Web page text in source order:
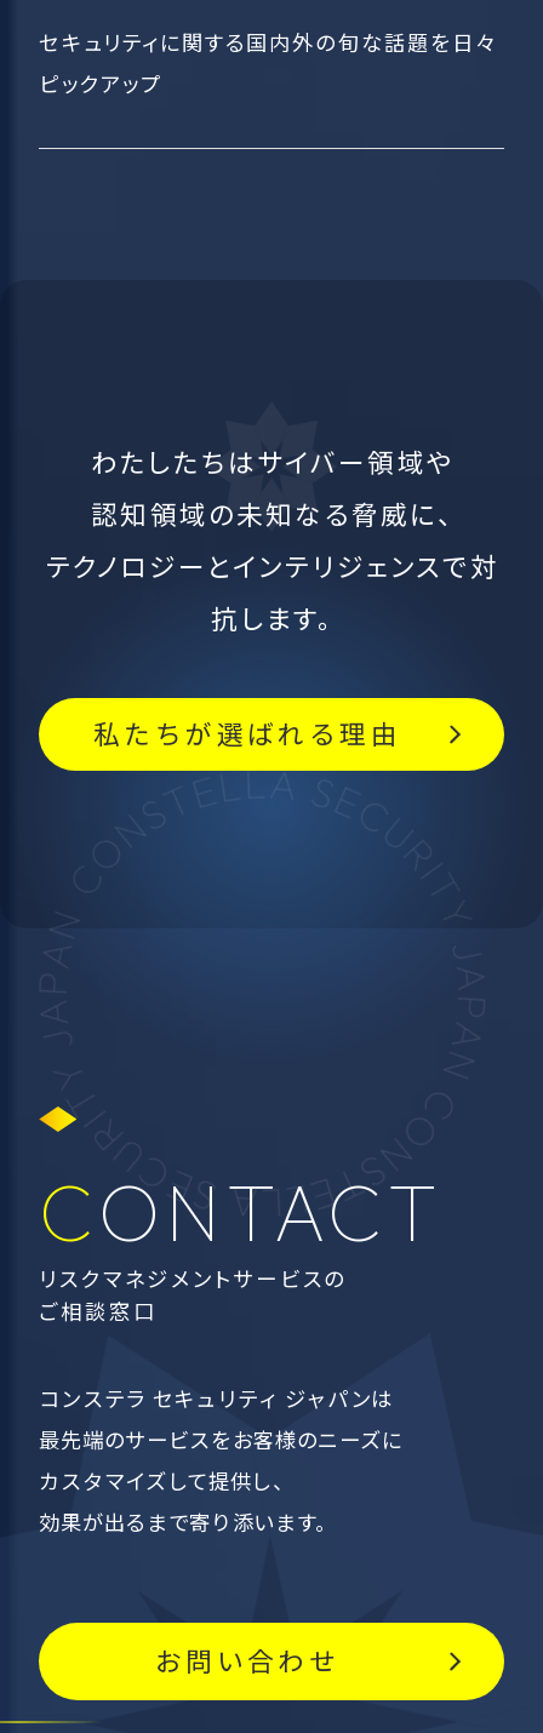
セキュリティに関する国内外の旬な話題を日々
ピックアップ
わたしたちはサイバー領域や
認知領域の未知なる脅威に、
テクノロジーとインテリジェンスで対
抗します。
私たちが選ばれる理由
CONTACT
リスクマネジメントサービスの
ご相談窓口
コンステラ セキュリティ ジャパンは
最先端のサービスをお客様のニーズに
カスタマイズして提供し、
効果が出るまで寄り添います。
お問い合わせ